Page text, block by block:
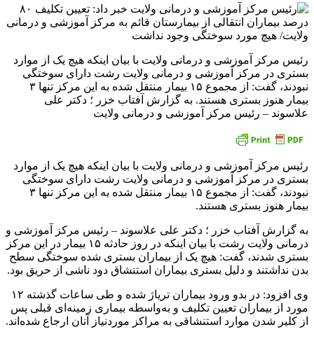
رئیس مرکز آموزشی و درمانی ولایت با بیان اینکه هیچ یک از موارد
بستری در مرکز آموزشی و درمانی ولایت رشت دارای سوختگی
نبودند، گفت: از مجموع ۱۵ بیمار منتقل شده به این مرکز تنها ۳
بیمار هنوز بستری هستند. به گزارش آفتاب خزر ؛ دکتر علی
علاسوند – رئیس مرکز آموزشی و درمانی ولایت
رئیس مرکز آموزشی و درمانی ولایت با بیان اینکه هیچ یک از موارد
بستری در مرکز آموزشی و درمانی ولایت رشت دارای سوختگی
نبودند، گفت: از مجموع ۱۵ بیمار منتقل شده به این مرکز تنها ۳
بیمار هنوز بستری هستند.
به گزارش آفتاب خزر ؛ دکتر علی علاسوند – رئیس مرکز آموزشی و
درمانی ولایت رشت با بیان اینکه در روز حادثه ۱۵ بیمار در این مرکز
بستری شدند، گفت: هیچ یک از بیماران بستری شده سوختگی سطح
بدن نداشتند و دلیل بستری بیماران استنشاق دود ناشی از حریق بود.
وی افزود: در بدو ورود بیماران تریاژ شده و طی ساعات گذشته ۱۲
مورد از بیماران تعیین تکلیف و به‌واسطه بیماری زمینه‌ای قبلی پس
از کلیر شدن موارد استنشاقی به مراکز موردنیاز آنان ارجاع شده‌اند.